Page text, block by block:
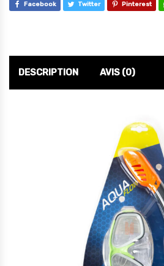
Facebook Twitter Pinterest
DESCRIPTION AVIS (0)